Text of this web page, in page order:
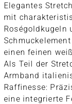
Elegantes
mit
Roségoldkugeln
einen feinen
Als Teil der
Armband
Raffinesse:
eine integrierte